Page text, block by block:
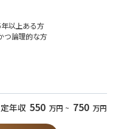
以上ある方
つ論理的な方
のPCスキルを有している方
イバーではなく運転ができる
年収 550 万円 ~ 750 万円